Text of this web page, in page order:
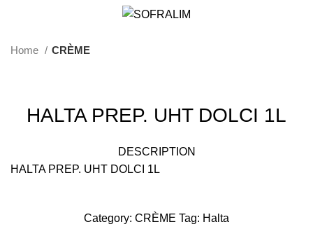
Home CRÈME
HALTA PREP. UHT DOLCI 1L
DESCRIPTION
HALTA PREP. UHT DOLCI 1L
Category: CRÈME Tag: Halta